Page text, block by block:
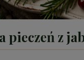
pieczeń z